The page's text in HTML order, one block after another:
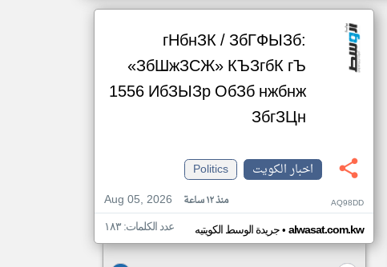
гНбнЗК / ЗбГФЫЗб:
«ЗбШжЗСЖ» КЪЗгбК гЪ
1556 ИбЗЫЗр ОбЗб нжбнж
ЗбгЗЦн
اخبار الكويت
Politics
Aug 05, 2026
منذ ١٢ ساعة AQ98DD
جريدة الوسط الكويتيه• alwasat.com.kw عدد الكلمات: ١٨٣